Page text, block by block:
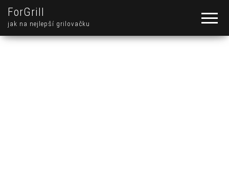
ForGrill
jak na nejlepší grilovačku